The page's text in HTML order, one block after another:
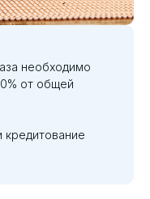
необходимо
от общей